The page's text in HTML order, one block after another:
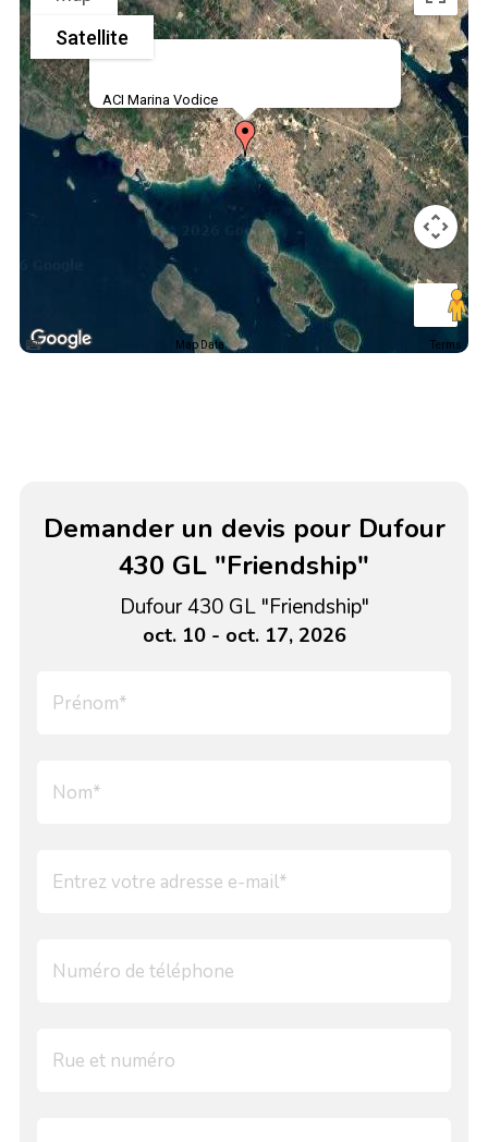
ACI Marina Vodice
Satellite
Map Data Terms
Demander un devis pour Dufour
430 GL "Friendship"
Dufour 430 GL "Friendship"
oct. 10 - oct. 17, 2026